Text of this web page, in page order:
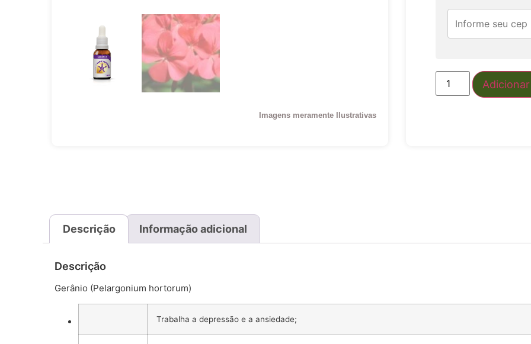
Imagens meramente Ilustrativas
Descrição Informação adicional
Descrição
Gerânio (Pelargonium hortorum)
Trabalha a depressão e a ansiedade;